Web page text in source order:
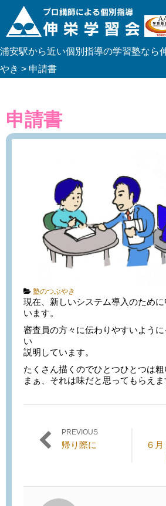
Skip
to
content
浦安駅から近い個別指導の学習塾なら
やき > 申請書
申請書
Categories:
塾のつぶやき
現在、新しいシステム導入のため
います。
審査員の方々に伝わりやすいよう
い
説明しています。
たくさん描くのでひとつひとつは粗
まぁ、それは味だと思ってもらえま
投稿ナビゲーショ
PREVIOUS
Previous
帰り際に
Next
６